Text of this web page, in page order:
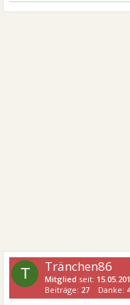
T Tränchen86
Mitglied seit:
Beiträge: 27 Danke: